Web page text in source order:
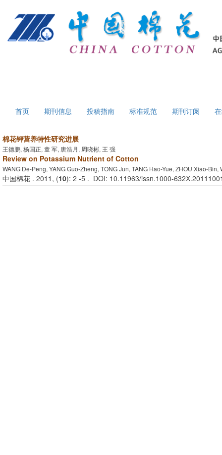
首页 期刊信息 投稿指南 标准规范 期刊订阅
棉花钾营养特性研究进展
王德鹏, 杨国正, 童 军, 唐浩月, 周晓彬, 王 强
Review on Potassium Nutrient of Cotton
WANG De-Peng, YANG Guo-Zheng, TONG Jun, TANG Hao-Yue, ZHOU Xiao-Bin,
中国棉花 . 2011, (10): 2 -5 . DOI: 10.11963/issn.1000-